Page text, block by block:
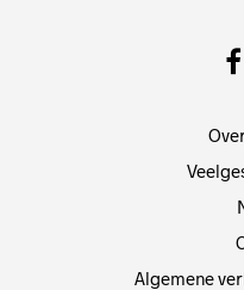
Algemene